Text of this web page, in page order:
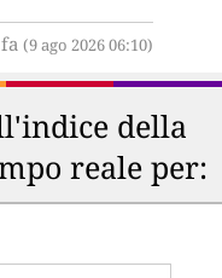
(9 ago 2026 06:10)
della
reale per: